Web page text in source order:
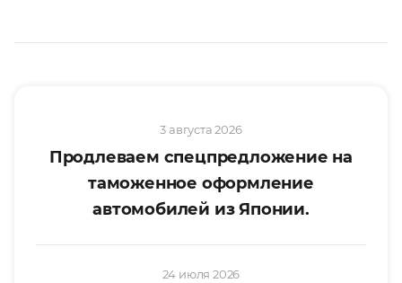
3 августа 2026
Продлеваем спецпредложение на
таможенное оформление
автомобилей из Японии.
24 июля 2026